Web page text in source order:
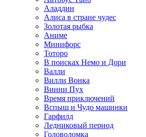
Аладдин
Алиса в стране чудес
Золотая рыбка
Аниме
Минифорс
Тоторо
В поисках Немо и Дори
Валли
Вилли Вонка
Винни Пух
Время приключений
Вспыш и Чудо машинки
Гарфилд
Ледниковый период
Головоломка